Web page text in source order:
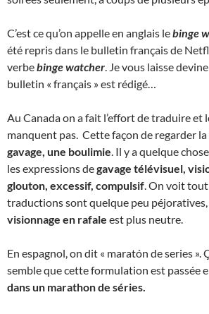
C’est ce qu’on appelle en anglais lebinge
été repris dans le bulletin français de
verbebinge watcher . Je vous laisse
bulletin « français » est rédigé…
Au Canada on a fait l’effort de traduire et
manquent pas. Cette façon de regarder la
gavage, une boulimie . Il y a quelque
les expressions degavage télévisuel,
glouton, excessif, compulsif . On voit
traductions sont quelque peu
visionnage en rafale est plus neutre.
En espagnol, on dit « maratón de series ».
semble que cette formulation est passée
dans un marathon de séries.